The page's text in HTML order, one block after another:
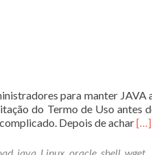
para manter JAVA
do Termo de Uso antes
Depois de acharLeia
[…]